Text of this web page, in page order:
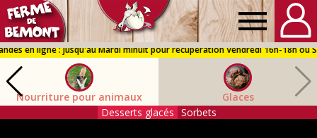
Ferme
Bémont
Nourriture pour animaux
Glaces
Desserts glacés Sorbets